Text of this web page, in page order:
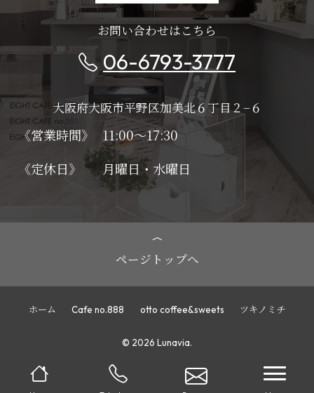
お問い合わせはこちら
06-6793-3777
大阪府大阪市平野区加美北６丁目２−６
《営業時間》
11:00～17:30
《定休日》 月曜日・水曜日
ページトップへ
ホーム Cafe no.888 otto coffee&sweets ツキノミチ
© 2026 Lunavia.